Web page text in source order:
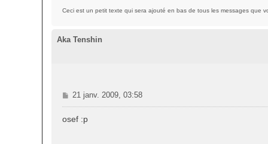
Ceci est un petit texte qui sera ajouté en bas de tous les messages que
Aka Tenshin
M
e
s
21 janv. 2009, 03:58
osef :p